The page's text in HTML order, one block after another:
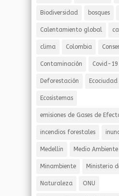
Biodiversidad bosques
Calentamiento global
clima Colombia
Contaminación Covid-19
Deforestación Ecociudad
Ecosistemas
emisiones de Gases de
incendios forestales
Medellin Medio Ambiente
Minambiente Ministerio
Naturaleza ONU